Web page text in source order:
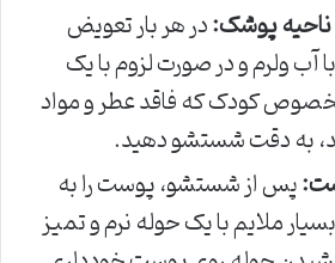
پوشک:در هر بار تعویض
آب ولرم و در صورت لزوم با یک
کودک که فاقد عطر و مواد
به دقت شستشو دهید.
پس از شستشو، پوست را به
ملایم با یک حوله نرم و تمیز